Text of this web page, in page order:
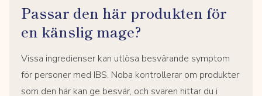
Passar den här produkten för
en känslig mage?
Vissa ingredienser kan utlösa besvärande symptom
för personer med IBS. Noba kontrollerar om produkter
som den här kan ge besvär, och svaren hittar du i